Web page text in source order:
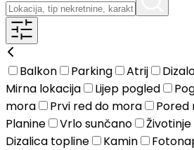
Balkon Parking Atrij
Mirna lokacija
Lijep pogled
mora
Prvi red do mora
Pored
Planine
Vrlo sunčano
Dizalica topline
Kamin